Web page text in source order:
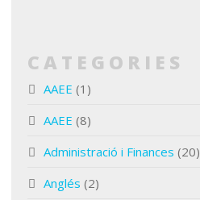
CATEGORIES
AAEE (1)
AAEE (8)
Administració i Finances (20)
Anglés (2)